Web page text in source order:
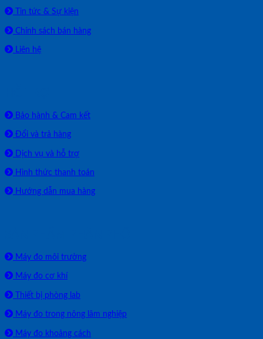
Tin tức & Sự kiện
Chính sách bán hàng
Liên hệ
Bảo hành & Cam kết
Đổi và trả hàng
Dịch vụ và hỗ trợ
Hình thức thanh toán
Hướng dẫn mua hàng
Máy đo môi trường
Máy đo cơ khí
Thiết bị phòng lab
Máy đo trong nông lâm nghiệp
Máy đo khoảng cách